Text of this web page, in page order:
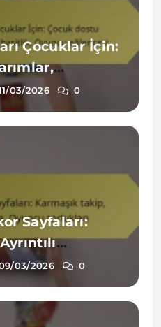
Çocuklar İçin:
Oyuncu
03/2026 0
Sayfaları:
zorlukları
03/2026 0